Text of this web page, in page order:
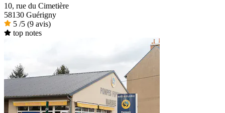
10, rue du Cimetière
58130 Guérigny
5 /5 (9 avis)
top notes